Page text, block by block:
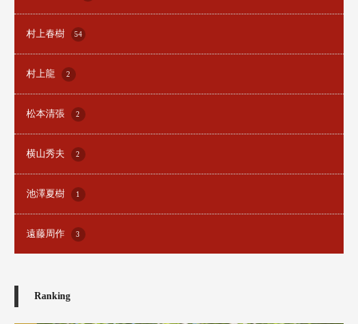
村上春樹 54
村上龍 2
松本清張 2
横山秀夫 2
池澤夏樹 1
遠藤周作 3
Ranking